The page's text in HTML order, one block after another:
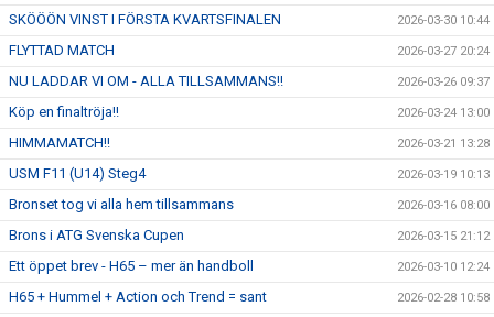
SKÖÖÖN VINST I FÖRSTA KVARTSFINALEN 2026-03-30 10:44
FLYTTAD MATCH 2026-03-27 20:24
NU LADDAR VI OM - ALLA TILLSAMMANS!! 2026-03-26 09:37
Köp en finaltröja!! 2026-03-24 13:00
HIMMAMATCH!! 2026-03-21 13:28
USM F11 (U14) Steg4 2026-03-19 10:13
Bronset tog vi alla hem tillsammans 2026-03-16 08:00
Brons i ATG Svenska Cupen 2026-03-15 21:12
Ett öppet brev - H65 – mer än handboll 2026-03-10 12:24
H65 + Hummel + Action och Trend = sant 2026-02-28 10:58